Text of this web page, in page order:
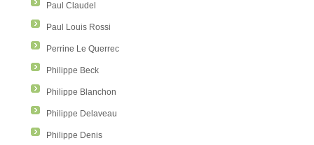
Paul Claudel
Paul Louis Rossi
Perrine Le Querrec
Philippe Beck
Philippe Blanchon
Philippe Delaveau
Philippe Denis